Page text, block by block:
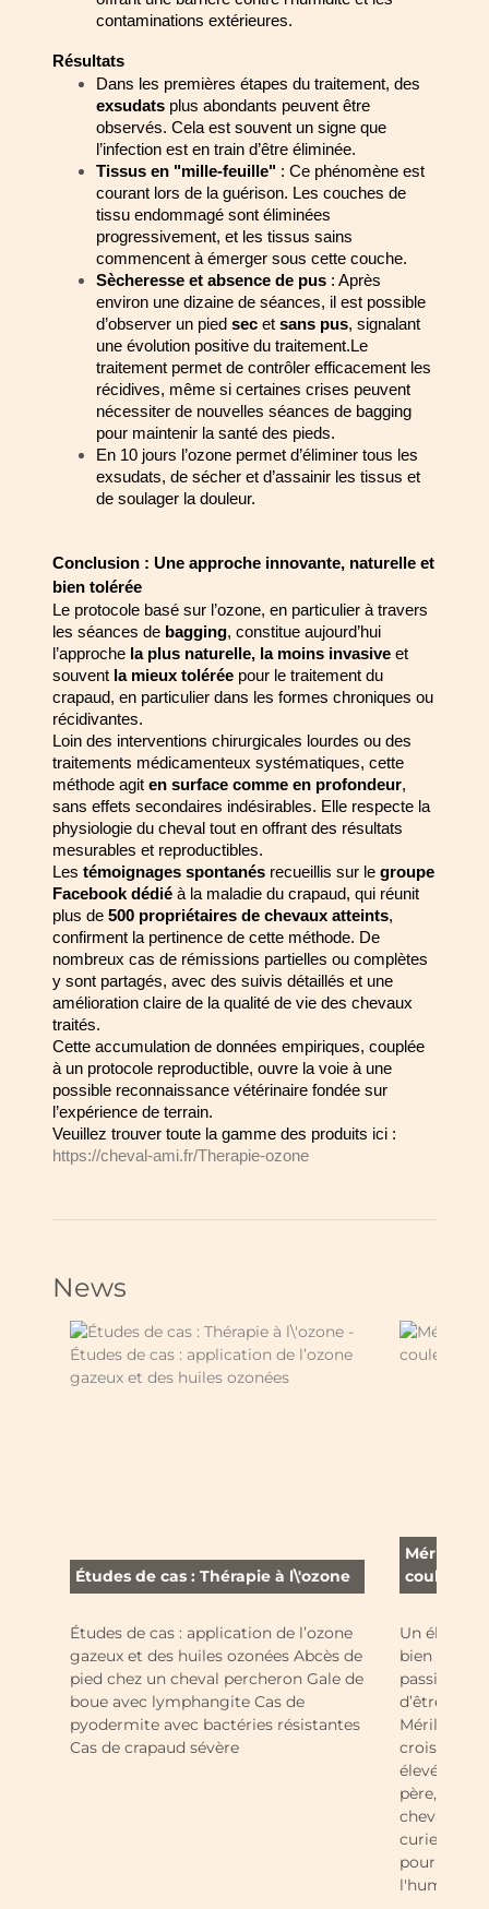
contaminations extérieures.
Résultats
exsudats plus abondants peuvent être
observés. Cela est souvent un signe que
l’infection est en train d’être éliminée.
Tissus en "mille-feuille" : Ce phénomène est
courant lors de la guérison. Les couches de
tissu endommagé sont éliminées
progressivement, et les tissus sains
commencent à émerger sous cette couche.
Sècheresse et absence de pus : Après
environ une dizaine de séances, il est possible
d’observer un pied sec et sans pus, signalant
une évolution positive du traitement.Le
traitement permet de contrôler efficacement les
récidives, même si certaines crises peuvent
nécessiter de nouvelles séances de bagging
pour maintenir la santé des pieds.
En 10 jours l’ozone permet d’éliminer tous les
exsudats, de sécher et d’assainir les tissus et
de soulager la douleur.
Conclusion : Une approche innovante, naturelle et
bien tolérée
Le protocole basé sur l’ozone, en particulier à travers
les séances de bagging, constitue aujourd’hui
l’approche la plus naturelle, la moins invasive et
souvent la mieux tolérée pour le traitement du
crapaud, en particulier dans les formes chroniques ou
récidivantes.
Loin des interventions chirurgicales lourdes ou des
traitements médicamenteux systématiques, cette
méthode agit en surface comme en profondeur,
sans effets secondaires indésirables. Elle respecte la
physiologie du cheval tout en offrant des résultats
mesurables et reproductibles.
Les témoignages spontanés recueillis sur le groupe
Facebook dédié à la maladie du crapaud, qui réunit
plus de 500 propriétaires de chevaux atteints,
confirment la pertinence de cette méthode. De
nombreux cas de rémissions partielles ou complètes
y sont partagés, avec des suivis détaillés et une
amélioration claire de la qualité de vie des chevaux
traités.
Cette accumulation de données empiriques, couplée
à un protocole reproductible, ouvre la voie à une
possible reconnaissance vétérinaire fondée sur
l’expérience de terrain.
https://cheval-ami.fr/Therapie-ozone
News
Études de cas : Thérapie à l\'ozone
Études de cas : application de l’ozone
gazeux et des huiles ozonées Abcès de
pied chez un cheval percheron Gale de
boue avec lymphangite Cas de
pyodermite avec bactéries résistantes
Cas de crapaud sévère
Mérilver -
couleurs
Un
bien dans
d’être
Mérilver !
élevés en
père, leur
chevaux
curieux et
pour une
l'humain.